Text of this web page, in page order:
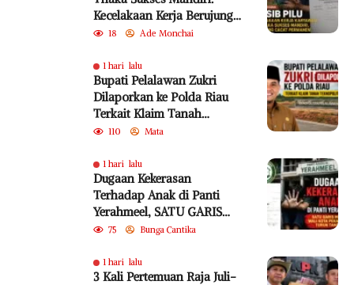
Kecelakaan Kerja Berujung
Cacat Permanen
18 Ade Monchai
1 hari lalu
Bupati Pelalawan Zukri
Dilaporkan ke Polda Riau
Terkait Klaim Tanah
Teknopolitan
110 Mata
1 hari lalu
Dugaan Kekerasan
Terhadap Anak di Panti
Yerahmeel, SATU GARIS
Minta Wali Kota Pekanbaru
75 Bunga Cantika
1 hari lalu
3 Kali Pertemuan Raja Juli-